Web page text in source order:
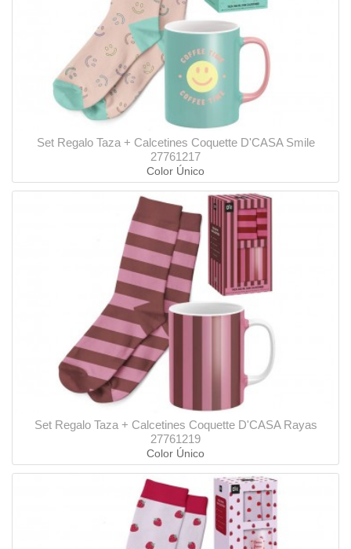
Set Regalo Taza + Calcetines Coquette D'CASA Smile
27761217
Color Único
Set Regalo Taza + Calcetines Coquette D'CASA Rayas
27761219
Color Único